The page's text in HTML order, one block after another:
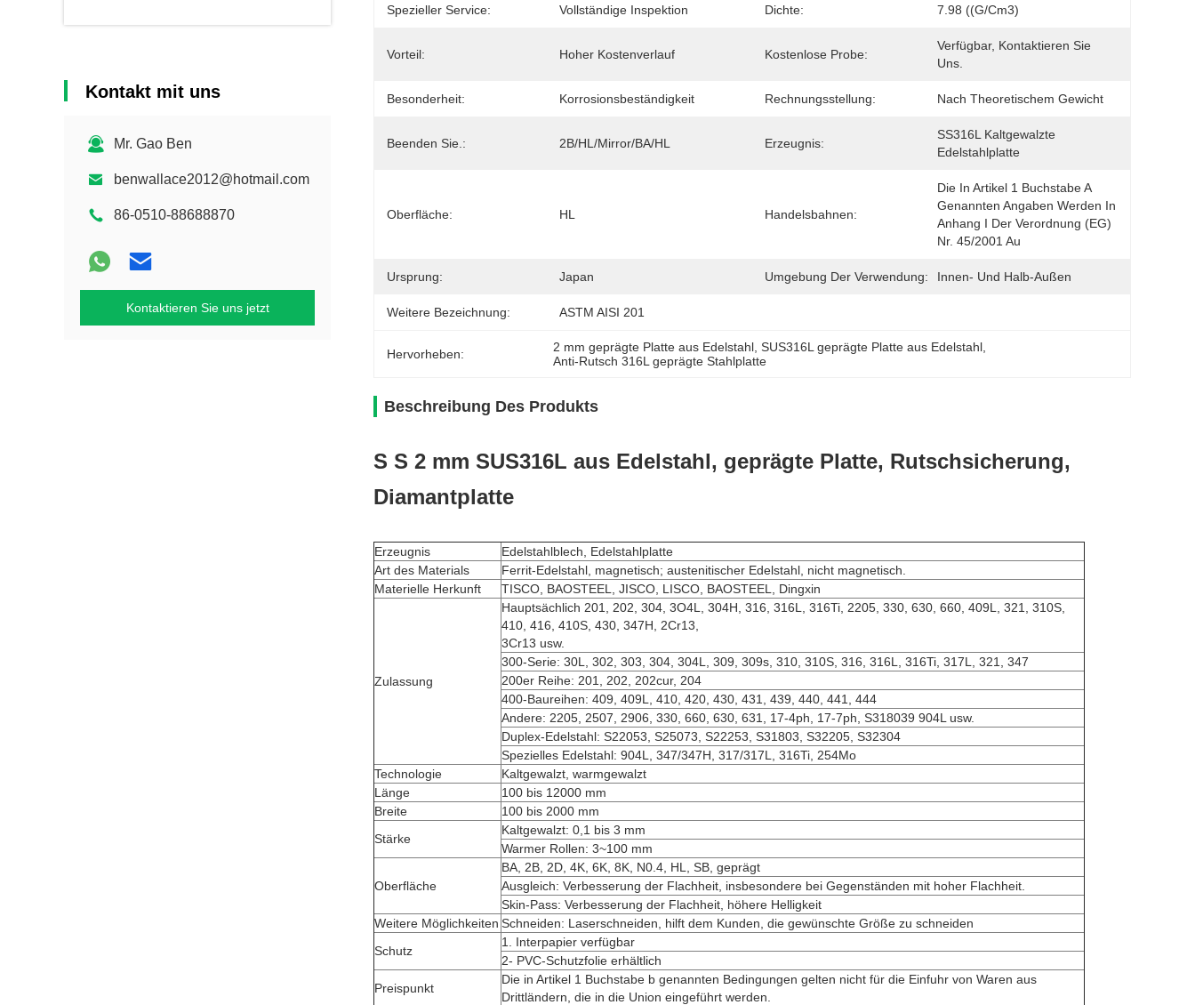
Kontakt mit uns
Mr. Gao Ben
benwallace2012@hotmail.com
86-0510-88688870
Kontaktieren Sie uns jetzt
Spezieller Service: Vollständige Inspektion Dichte: 7.98 ((g/cm3)
Vorteil: Hoher Kostenverlauf Kostenlose Probe:
Verfügbar, Kontaktieren Sie
Uns.
Besonderheit: Korrosionsbeständigkeit Rechnungsstellung: Nach Theoretischem Gewicht
Beenden Sie.: 2B/HL/Mirror/BA/HL Erzeugnis:
SS316L Kaltgewalzte
Edelstahlplatte
Oberfläche: HL Handelsbahnen:
Die In Artikel 1 Buchstabe A
Genannten Angaben Werden In
Anhang I Der Verordnung (EG)
Nr. 45/2001 Au
Ursprung: Japan Umgebung Der Verwendung: Innen- Und Halb-Außen
Weitere Bezeichnung: ASTM AISI 201
Hervorheben: 2 mm geprägte Platte aus Edelstahl , SUS316L geprägte Platte aus Edelstahl
Anti-Rutsch 316L geprägte Stahlplatte
Beschreibung Des Produkts
S S 2 mm SUS316L aus Edelstahl, geprägte Platte, Rutschsicherung,
Diamantplatte
Erzeugnis
Edelstahlblech, Edelstahlplatte
Art des Materials
Ferrit-Edelstahl, magnetisch; austenitischer Edelstahl, nicht magnetisch.
Materielle Herkunft
TISCO, BAOSTEEL, JISCO, LISCO, BAOSTEEL, Dingxin
Zulassung
Hauptsächlich 201, 202, 304, 3O4L, 304H, 316, 316L, 316Ti, 2205, 330, 630, 660, 409L, 321, 310S,
410, 416, 410S, 430, 347H, 2Cr13,
3Cr13 usw.
300-Serie: 30L, 302, 303, 304, 304L, 309, 309s, 310, 310S, 316, 316L, 316Ti, 317L, 321, 347
200er Reihe: 201, 202, 202cur, 204
400-Baureihen: 409, 409L, 410, 420, 430, 431, 439, 440, 441, 444
Andere: 2205, 2507, 2906, 330, 660, 630, 631, 17-4ph, 17-7ph, S318039 904L usw.
Duplex-Edelstahl: S22053, S25073, S22253, S31803, S32205, S32304
Spezielles Edelstahl: 904L, 347/347H, 317/317L, 316Ti, 254Mo
Technologie
Kaltgewalzt, warmgewalzt
Länge
100 bis 12000 mm
Breite
100 bis 2000 mm
Stärke
Kaltgewalzt: 0,1 bis 3 mm
Warmer Rollen: 3~100 mm
Oberfläche
BA, 2B, 2D, 4K, 6K, 8K, N0.4, HL, SB, geprägt
Ausgleich: Verbesserung der Flachheit, insbesondere bei Gegenständen mit hoher Flachheit.
Skin-Pass: Verbesserung der Flachheit, höhere Helligkeit
Weitere Möglichkeiten Schneiden: Laserschneiden, hilft dem Kunden, die gewünschte Größe zu schneiden
Schutz
1. Interpapier verfügbar
2- PVC-Schutzfolie erhältlich
Preispunkt
Die in Artikel 1 Buchstabe b genannten Bedingungen gelten nicht für die Einfuhr von Waren aus
Drittländern, die in die Union eingeführt werden.